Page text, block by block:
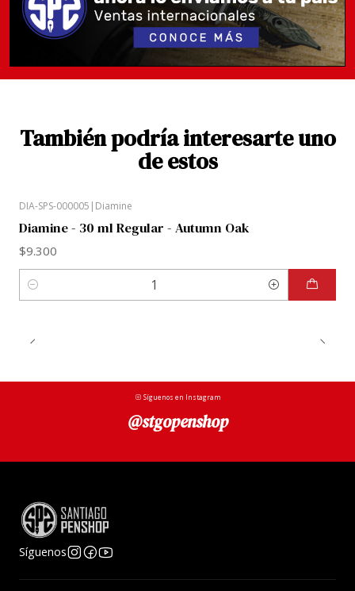
es posible verificar si sus sellos han sido
manipulados. Te recomendamos revisar previamente
imágenes y referencias del color para elegir con total
seguridad.
También podría interesarte uno
de estos
DIA-SPS-000005 | Diamine
Diamine - 30 ml Regular - Autumn Oak
$9.300
Cantidad
Síguenos en Instagram
@stgopenshop
Síguenos